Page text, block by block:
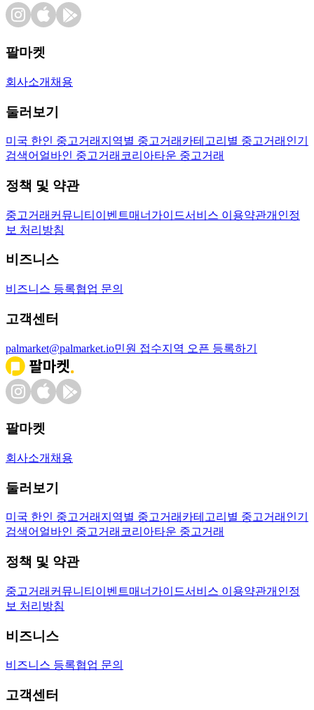
팔마켓
회사소개 채용
둘러보기
미국 한인 중고거래 지역별 중고거래 카테고리별 중고거래 인기
검색어 얼바인 중고거래 코리아타운 중고거래
정책 및 약관
중고거래 커뮤니티 이벤트매너가이드서비스 이용약관개인정
보 처리방침
비즈니스
비즈니스 등록협업 문의
고객센터
palmarket@palmarket.io민원 접수지역 오픈 등록하기
팔마켓
회사소개 채용
둘러보기
미국 한인 중고거래 지역별 중고거래 카테고리별 중고거래 인기
검색어 얼바인 중고거래 코리아타운 중고거래
정책 및 약관
중고거래 커뮤니티 이벤트매너가이드서비스 이용약관개인정
보 처리방침
비즈니스
비즈니스 등록협업 문의
고객센터